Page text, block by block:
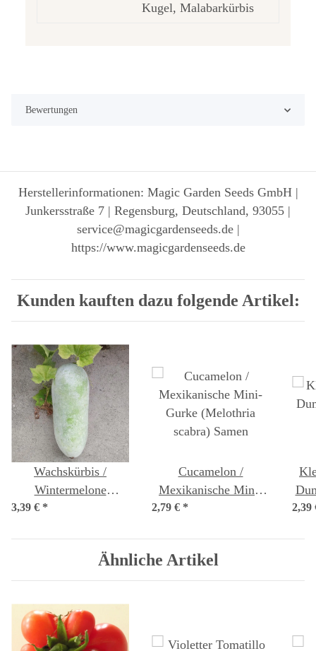
Kugel, Malabarkürbis
Bewertungen
Herstellerinformationen: Magic Garden Seeds GmbH |
Junkersstraße 7 | Regensburg, Deutschland, 93055 |
service@magicgardenseeds.de |
https://www.magicgardenseeds.de
Kunden kauften dazu folgende Artikel:
Wachskürbis /
Wintermelone
(Benincasa hispida)
3,39 € *
Cucamelon /
Mexikanische Mini-
Gurke (Melothria
2,79 € * 2,39
Ähnliche Artikel